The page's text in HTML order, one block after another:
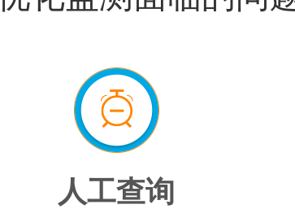
人工查询